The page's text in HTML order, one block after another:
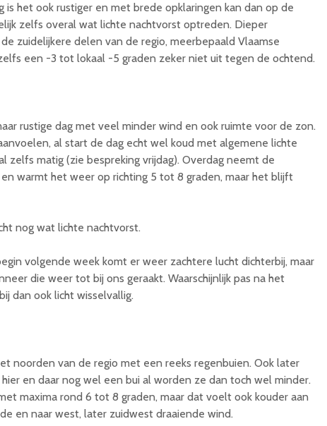
is het ook rustiger en met brede opklaringen kan dan op de
zelfs overal wat lichte nachtvorst optreden. Dieper
zuidelijkere delen van de regio, meerbepaald Vlaamse
een -3 tot lokaal -5 graden zeker niet uit tegen de ochtend.
rustige dag met veel minder wind en ook ruimte voor de zon.
al start de dag echt wel koud met algemene lichte
zelfs matig (zie bespreking vrijdag). Overdag neemt de
warmt het weer op richting 5 tot 8 graden, maar het blijft
nog wat lichte nachtvorst.
volgende week komt er weer zachtere lucht dichterbij, maar
die weer tot bij ons geraakt. Waarschijnlijk pas na het
dan ook licht wisselvallig.
noorden van de regio met een reeks regenbuien. Ook later
en daar nog wel een bui al worden ze dan toch wel minder.
maxima rond 6 tot 8 graden, maar dat voelt ook kouder aan
en naar west, later zuidwest draaiende wind.